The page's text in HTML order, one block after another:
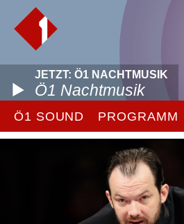
JETZT: Ö1 NACHTMUSIK
Ö1 Nachtmusik
Ö1 SOUND PROGRAMM